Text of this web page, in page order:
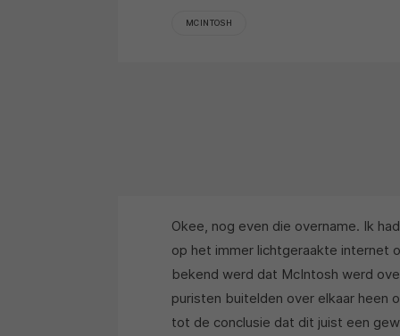
MCINTOSH
Okee, nog even die overname. Ik
op het immer lichtgeraakte internet
bekend werd dat McIntosh werd
puristen buitelden over elkaar heen
tot de conclusie dat dit juist een